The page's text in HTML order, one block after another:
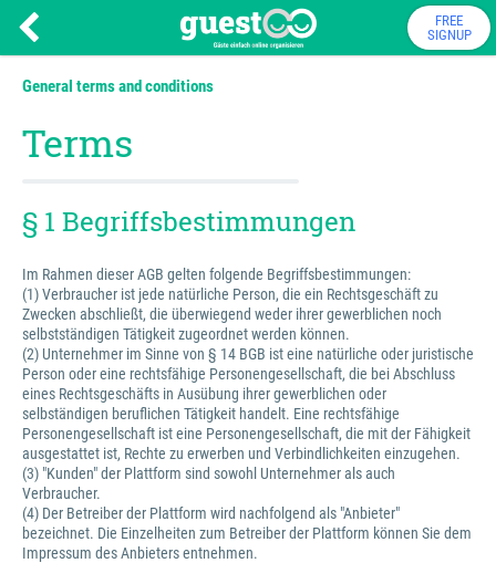
FREE
SIGNUP
General terms and conditions
Terms
§ 1 Begriffsbestimmungen
Im Rahmen dieser AGB gelten folgende Begriffsbestimmungen:
(1) Verbraucher ist jede natürliche Person, die ein Rechtsgeschäft zu
Zwecken abschließt, die überwiegend weder ihrer gewerblichen noch
selbstständigen Tätigkeit zugeordnet werden können.
(2) Unternehmer im Sinne von § 14 BGB ist eine natürliche oder juristische
Person oder eine rechtsfähige Personengesellschaft, die bei Abschluss
eines Rechtsgeschäfts in Ausübung ihrer gewerblichen oder
selbständigen beruflichen Tätigkeit handelt. Eine rechtsfähige
Personengesellschaft ist eine Personengesellschaft, die mit der Fähigkeit
ausgestattet ist, Rechte zu erwerben und Verbindlichkeiten einzugehen.
(3) "Kunden" der Plattform sind sowohl Unternehmer als auch
Verbraucher.
(4) Der Betreiber der Plattform wird nachfolgend als "Anbieter"
bezeichnet. Die Einzelheiten zum Betreiber der Plattform können Sie dem
Impressum des Anbieters entnehmen.